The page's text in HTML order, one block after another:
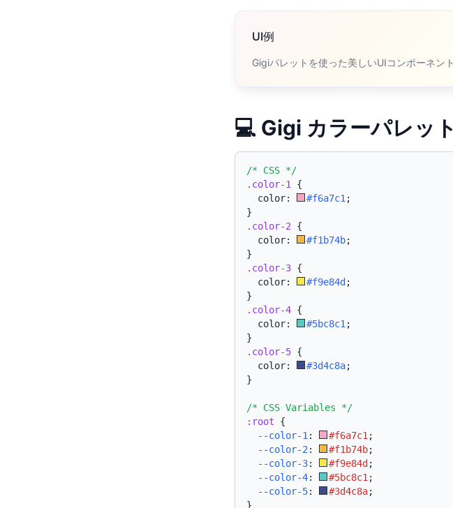
UI例
Gigiパレットを使った美しいUIコンポーネン
💻 Gigi カラーパレッ
/* CSS */
.color-1
{
  color:
#f6a7c1 ;
}
.color-2 {
  color:
#f1b74b;
}
.color-3 {
  color:
#f9e84d ;
}
.color-4 {
  color:
#5bc8c1 ;
}
.color-5 {
  color:
#3d4c8a;
}
/* CSS Variables */
:root {
--color-1 : #f6a7c1 ;
--color-2 : #f1b74b;
--color-3: #f9e84d ;
--color-4: #5bc8c1 ;
--color-5: #3d4c8a;
}